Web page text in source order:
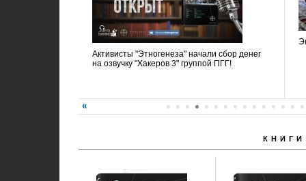
Активисты "Этногенеза" начали сбор денег
на озвучку "Хакеров 3" группой ПГГ!
КНИГИ